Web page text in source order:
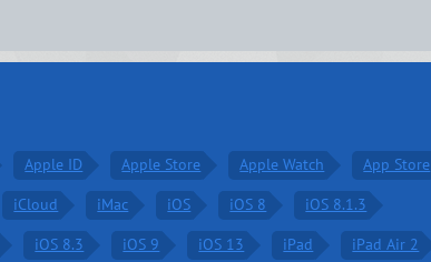
Apple ID Apple Store Apple Watch
App Store
iCloud iMac iOS iOS 8
iOS 8.1.3
iOS 8.3 iOS 9 iOS 13 iPad
iPad Air 2